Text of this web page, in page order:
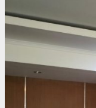
Latih
Petugas
Upacara
Sumpah
Pemuda